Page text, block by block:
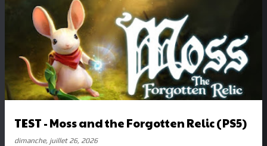
TEST - Moss and the Forgotten Relic (PS5)
dimanche, juillet 26, 2026